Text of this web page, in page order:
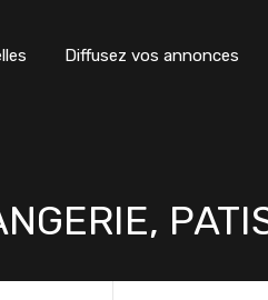
Diffusez vos annonces